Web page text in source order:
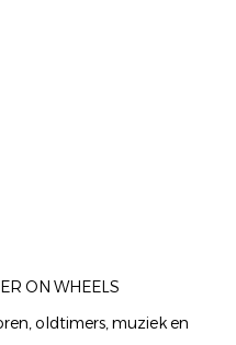
ON WHEELS
oldtimers, muziek en